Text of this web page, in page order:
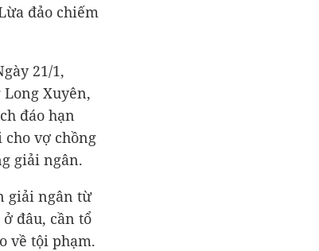
đảo chiếm
21/1,
Xuyên,
đáo hạn
vợ chồng
giải ngân.
giải ngân từ
đâu, cần tổ
về tội phạm.